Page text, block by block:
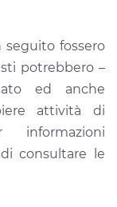
fossero
potrebbero –
ed anche
attività di
informazioni
consultare le